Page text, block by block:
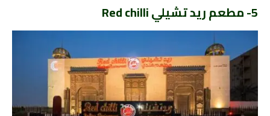
5- مطعم ريد تشيلي Red chilli